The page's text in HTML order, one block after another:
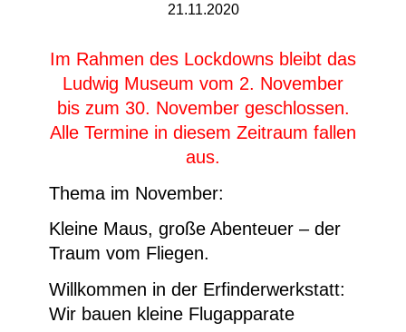
21.11.2020
Im Rahmen des Lockdowns bleibt das
Ludwig Museum vom 2. November
bis zum 30. November geschlossen.
Alle Termine in diesem Zeitraum fallen
aus.
Thema im November:
Kleine Maus, große Abenteuer – der
Traum vom Fliegen.
Willkommen in der Erfinderwerkstatt:
Wir bauen kleine Flugapparate